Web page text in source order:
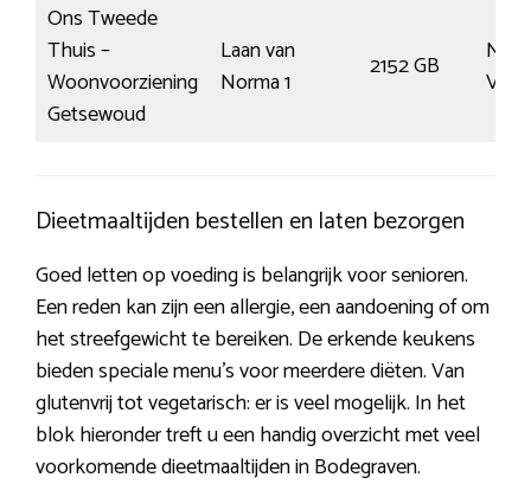
Ons Tweede
Thuis –
Woonvoorziening
Getsewoud
Laan van
Norma 1
2152 GB
Dieetmaaltijden bestellen en laten bezorgen
Goed letten op voeding is belangrijk voor senioren.
Een reden kan zijn een allergie, een aandoening of om
het streefgewicht te bereiken. De erkende keukens
bieden speciale menu’s voor meerdere diëten. Van
glutenvrij tot vegetarisch: er is veel mogelijk. In het
blok hieronder treft u een handig overzicht met veel
voorkomende dieetmaaltijden in Bodegraven.